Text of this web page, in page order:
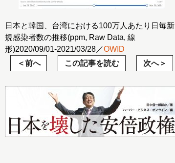
日本と韓国、台湾における100万人あたり日毎新
規感染者数の推移(ppm, Raw Data, 線
形)2020/09/01-2021/03/28／OWID
前へ
この記事を読む 次へ